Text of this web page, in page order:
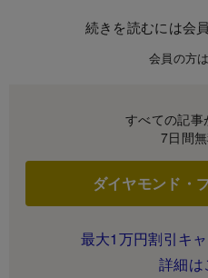
続きを読むには会
会員の方は
すべての記事
7日間
ダイヤモンド・
最大1万円割引キ
詳細は